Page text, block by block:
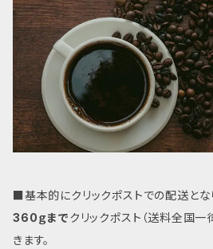
■基本的にクリックポストでの配送とな
360ｇまでクリックポスト（送料全国
きます。